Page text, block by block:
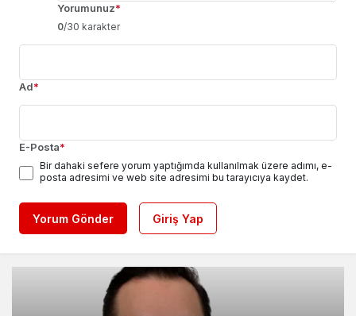
Yorumunuz*
0/30 karakter
Ad*
E-Posta*
Bir dahaki sefere yorum yaptığımda kullanılmak üzere adımı, e-
posta adresimi ve web site adresimi bu tarayıcıya kaydet.
Yorum Gönder Giriş Yap